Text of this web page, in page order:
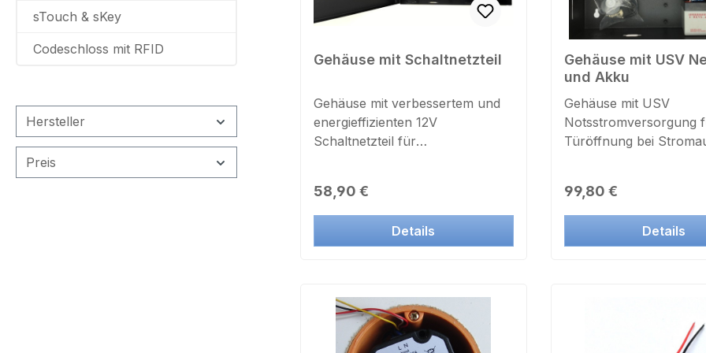
sTouch & sKey
Codeschloss mit RFID
Hersteller
Preis
Gehäuse mit Schaltnetzteil
Gehäuse mit verbessertem und
energieffizienten 12V
Schaltnetzteil für
SC901NT, SC902NT,
SC904NTStahlblechgehäuse
28x23,5x7cm, mit abschließbarer
gleichzeitige Entnahme
5AStabilisiert,
Überspannungsfest,
Regulärer Preis:
58,90 €
Details
Gehäuse mit USV
und Akku
Gehäuse mit USV
Notsstromversorgung
Türöffnung bei
28x23,5x7cm mit
USV-Schaltnetzteil
Kurzschlussschutz.Bei
Stomausfall
Regulärer Preis:
99,80 €
Details